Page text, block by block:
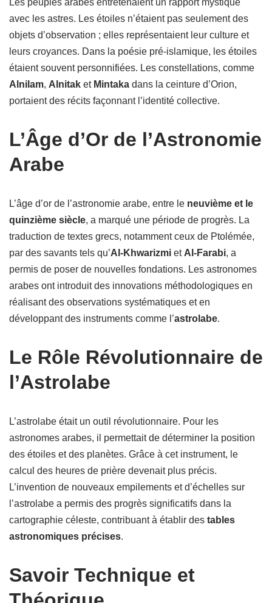
Les peuples arabes entretenaient un rapport mystique
avec les astres. Les étoiles n’étaient pas seulement des
objets d’observation ; elles représentaient leur culture et
leurs croyances. Dans la poésie pré-islamique, les étoiles
étaient souvent personnifiées. Les constellations, comme
Alnilam, Alnitak et Mintaka dans la ceinture d’Orion,
portaient des récits façonnant l’identité collective.
L’Âge d’Or de l’Astronomie
Arabe
L’âge d’or de l’astronomie arabe, entre le neuvième et le
quinzième siècle, a marqué une période de progrès. La
traduction de textes grecs, notamment ceux de Ptolémée,
par des savants tels qu’Al-Khwarizmi et Al-Farabi, a
permis de poser de nouvelles fondations. Les astronomes
arabes ont introduit des innovations méthodologiques en
réalisant des observations systématiques et en
développant des instruments comme l’astrolabe.
Le Rôle Révolutionnaire de
l’Astrolabe
L’astrolabe était un outil révolutionnaire. Pour les
astronomes arabes, il permettait de déterminer la position
des étoiles et des planètes. Grâce à cet instrument, le
calcul des heures de prière devenait plus précis.
L’invention de nouveaux empilements et d’échelles sur
l’astrolabe a permis des progrès significatifs dans la
cartographie céleste, contribuant à établir des tables
astronomiques précises.
Savoir Technique et